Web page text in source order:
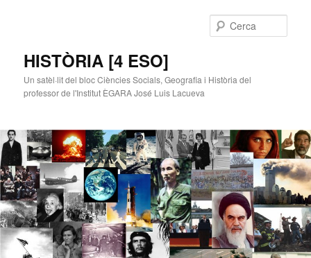
HISTÒRIA [4 ESO]
Un satèl·lit del bloc Ciències Socials, Geografia i Història del
professor de l'Institut ÈGARA José Luis Lacueva